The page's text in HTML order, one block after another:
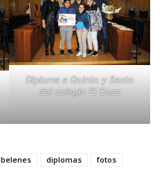
Diploma a Quinto y Sexto
del colegio El Coso
belenes diplomas
fotos